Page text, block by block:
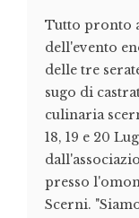
Tutto pronto
dell'evento
delle tre
sugo di
culinaria
18, 19 e 20
presso
Scerni.